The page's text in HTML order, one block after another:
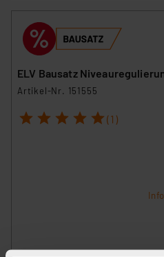
ELV Bausatz
Artikel-Nr. 151555
1 2 3 4 5 (1)